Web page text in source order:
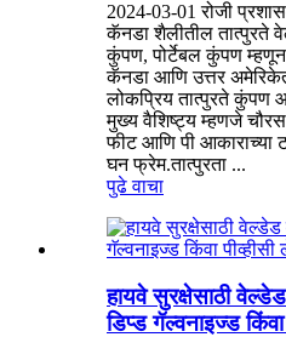
2024-03-01 रोजी
कॅनडा शैलीतील तात्पुरते
कुंपण, पोर्टेबल कुंपण
कॅनडा आणि उत्तर
लोकप्रिय तात्पुरते कुंपण
मुख्य वैशिष्ट्य म्हणजे
फीट आणि पी
घन फ्रेम.तात्पुरता ...
पुढे वाचा
हायवे सुरक्षेसाठी
डिप्ड गॅल्वनाइज्ड किंवा